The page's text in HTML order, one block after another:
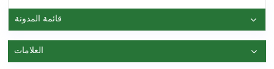
قائمة المدونة
العلامات